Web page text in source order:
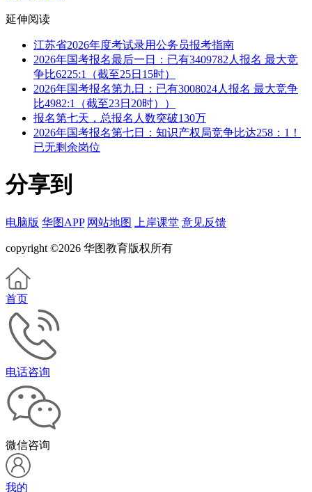
延伸阅读
江苏省2026年度考试录用公务员报考指南
2026年国考报名最后一日：已有3409782人报名 最大竞
争比6225:1（截至25日15时）
2026年国考报名第九日：已有3008024人报名 最大竞争
比4982:1（截至23日20时））
报名第七天，总报名人数突破130万
2026年国考报名第七日：知识产权局竞争比达258：1！
已无剩余岗位
分享到
电脑版 华图APP 网站地图 上岸课堂 意见反馈
copyright ©2026 华图教育版权所有
首页
电话咨询
微信咨询
我的